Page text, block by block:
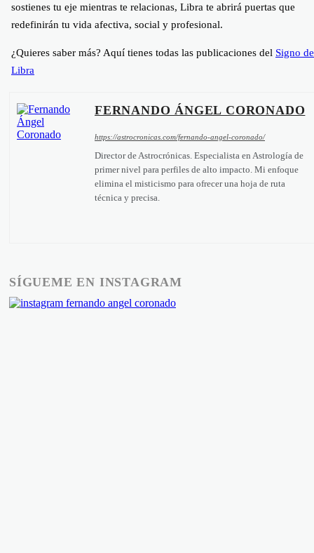
sostienes tu eje mientras te relacionas, Libra te abrirá puertas que
redefinirán tu vida afectiva, social y profesional.
¿Quieres saber más? Aquí tienes todas las publicaciones del Signo de
Libra
FERNANDO ÁNGEL CORONADO
https://astrocronicas.com/fernando-angel-coronado/
Director de Astrocrónicas. Especialista en Astrología de
primer nivel para perfiles de alto impacto. Mi enfoque
elimina el misticismo para ofrecer una hoja de ruta
técnica y precisa.
SÍGUEME EN INSTAGRAM